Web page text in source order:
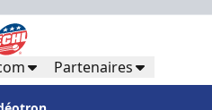
Info
519-1634
Partenaires